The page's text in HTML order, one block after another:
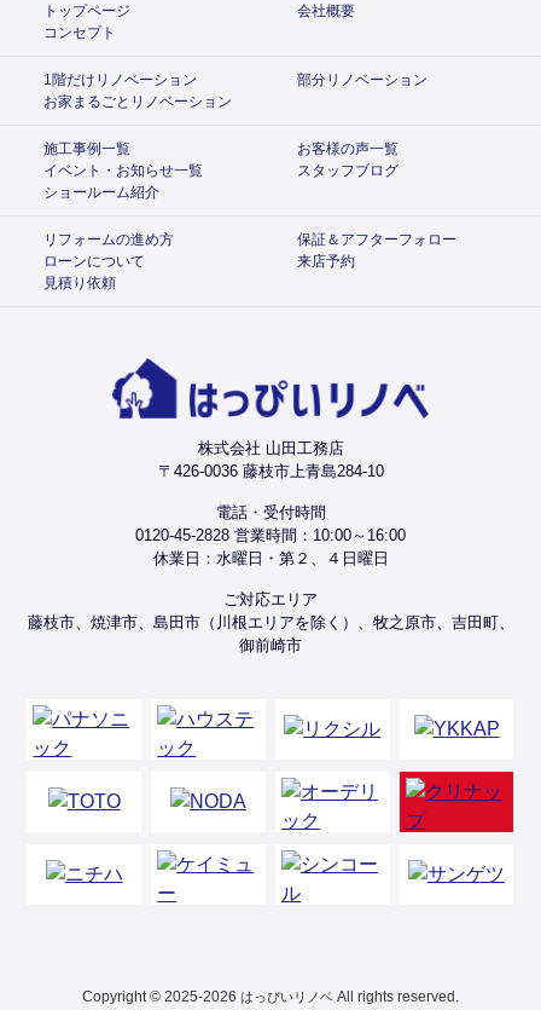
トップページ
会社概要
コンセプト
1階だけリノベーション
部分リノベーション
お家まるごとリノベーション
施工事例一覧
お客様の声一覧
イベント・お知らせ一覧
スタッフブログ
ショールーム紹介
リフォームの進め方
保証＆アフターフォロー
ローンについて
来店予約
見積り依頼
株式会社 山田工務店
〒426-0036 藤枝市上青島284-10
電話・受付時間
0120-45-2828 営業時間：10:00～16:00
休業日：水曜日・第２、４日曜日
ご対応エリア
藤枝市、焼津市、島田市（川根エリアを除く）、牧之原市、吉田町、
御前崎市
Copyright © 2025-2026 はっぴいリノベ All rights reserved.